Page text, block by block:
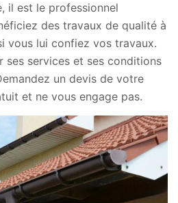
il est le professionnel
des travaux de qualité à
vous lui confiez vos travaux.
ses services et ses conditions
un devis de votre
et ne vous engage pas.